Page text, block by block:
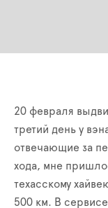
20 февраля
третий день у
отвечающие за
хода, мне
техасскому
500 км. В